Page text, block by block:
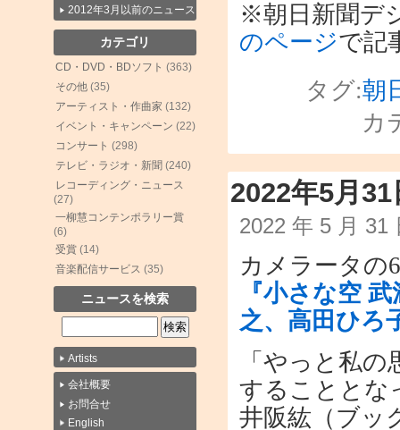
2012年3月以前のニュース
カテゴリ
CD・DVD・BDソフト (363)
その他 (35)
アーティスト・作曲家 (132)
イベント・キャンペーン (22)
コンサート (298)
テレビ・ラジオ・新聞 (240)
レコーディング・ニュース
(27)
一柳慧コンテンポラリー賞
(6)
受賞 (14)
音楽配信サービス (35)
ニュースを検索
Artists
会社概要
お問合せ
English
※朝日新聞デ
のページで記
タグ:朝
カ
2022年5月
2022 年 5 月 31
カメラータの
『小さな空
之、高田ひろ
「やっと私
することとな
井阪紘（ブッ